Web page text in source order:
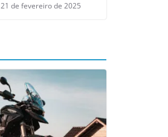
21 de fevereiro de 2025